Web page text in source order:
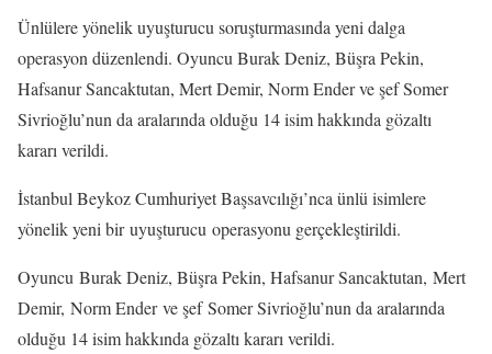
Ünlülere yönelik uyuşturucu soruşturmasında yeni dalga
operasyon düzenlendi. Oyuncu Burak Deniz, Büşra Pekin,
Hafsanur Sancaktutan, Mert Demir, Norm Ender ve şef Somer
Sivrioğlu’nun da aralarında olduğu 14 isim hakkında gözaltı
kararı verildi.
İstanbul Beykoz Cumhuriyet Başsavcılığı’nca ünlü isimlere
yönelik yeni bir uyuşturucu operasyonu gerçekleştirildi.
Oyuncu Burak Deniz, Büşra Pekin, Hafsanur Sancaktutan, Mert
Demir, Norm Ender ve şef Somer Sivrioğlu’nun da aralarında
olduğu 14 isim hakkında gözaltı kararı verildi.